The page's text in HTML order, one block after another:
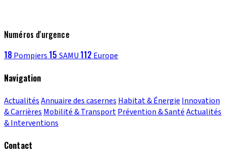
Numéros d'urgence
18 Pompiers 15 SAMU 112 Europe
Navigation
ActualitésAnnuaire des casernes Habitat & Énergie Innovation
& Carrières Mobilité & TransportPrévention & SantéActualités
& Interventions
Contact